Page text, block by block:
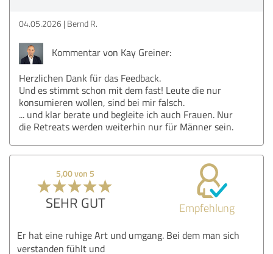
04.05.2026 Bernd R.
Kommentar von Kay Greiner:
Herzlichen Dank für das Feedback.
Und es stimmt schon mit dem fast! Leute die nur
konsumieren wollen, sind bei mir falsch.
... und klar berate und begleite ich auch Frauen. Nur
die Retreats werden weiterhin nur für Männer sein.
5,00 von 5
SEHR GUT Empfehlung
Er hat eine ruhige Art und umgang. Bei dem man sich
verstanden fühlt und